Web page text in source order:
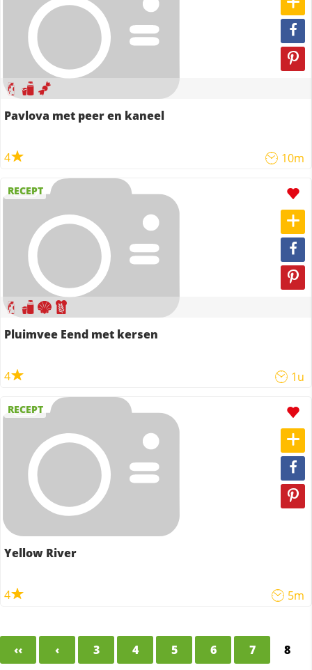
Pavlova met peer en kaneel
4 10m
RECEPT
Pluimvee Eend met kersen
4 1u
RECEPT
Yellow River
4 5m
‹‹ ‹ 3 4 5 6 7 8